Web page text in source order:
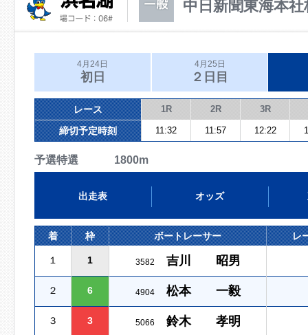
中日新聞東海本社
4月24日
初日
4月25日
２日目
レース 1R 2R 3R
締切予定時刻 11:32 11:57 12:22
予選特選 1800m
出走表 オッズ
着 枠 ボートレーサー レ
１ 1 3582 吉川 昭男
２ 6 4904 松本 一毅
３ 3 5066 鈴木 孝明